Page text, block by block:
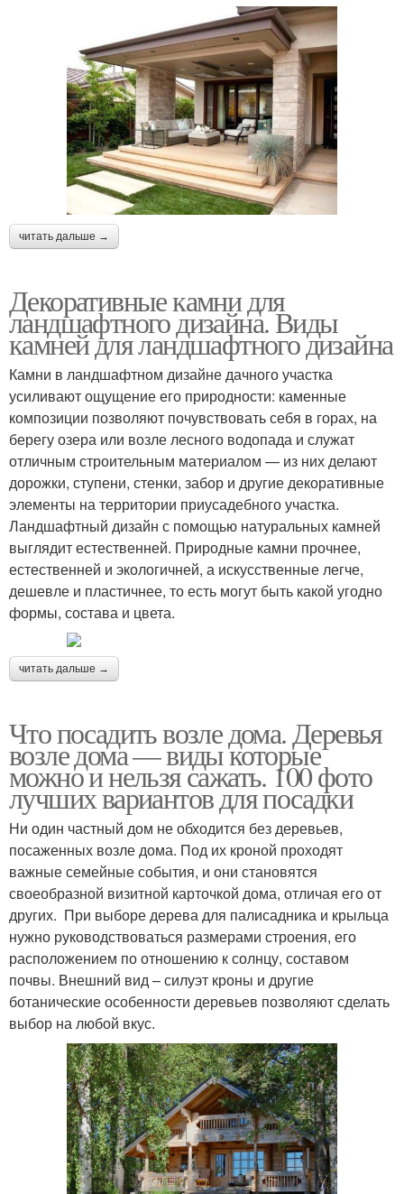
читать дальше →
Декоративные камни для
ландшафтного дизайна. Виды
камней для ландшафтного дизайна
Камни в ландшафтном дизайне дачного участка
усиливают ощущение его природности: каменные
композиции позволяют почувствовать себя в горах, на
берегу озера или возле лесного водопада и служат
отличным строительным материалом — из них делают
дорожки, ступени, стенки, забор и другие декоративные
элементы на территории приусадебного участка.
Ландшафтный дизайн с помощью натуральных камней
выглядит естественней. Природные камни прочнее,
естественней и экологичней, а искусственные легче,
дешевле и пластичнее, то есть могут быть какой угодно
формы, состава и цвета.
читать дальше →
Что посадить возле дома. Деревья
возле дома — виды которые
можно и нельзя сажать. 100 фото
лучших вариантов для посадки
Ни один частный дом не обходится без деревьев,
посаженных возле дома. Под их кроной проходят
важные семейные события, и они становятся
своеобразной визитной карточкой дома, отличая его от
других. При выборе дерева для палисадника и крыльца
нужно руководствоваться размерами строения, его
расположением по отношению к солнцу, составом
почвы. Внешний вид – силуэт кроны и другие
ботанические особенности деревьев позволяют сделать
выбор на любой вкус.